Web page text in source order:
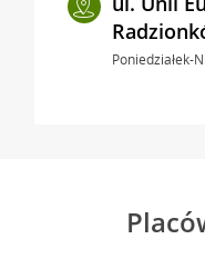
Poniedziałek-